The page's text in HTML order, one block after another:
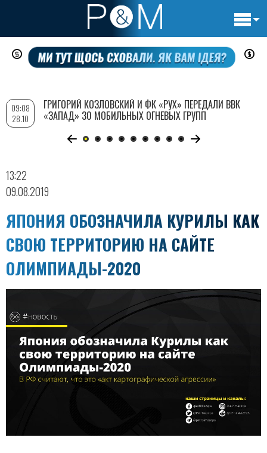
Перейти
содержанию
13:22
09.08.2019
ЯПОНИЯ ОБОЗНАЧИЛА КУРИЛЫ КАК
СВОЮ ТЕРРИТОРИЮ НА САЙТЕ
ОЛИМПИАДЫ-2020
09:08
28.10
ГРИГОРИЙ КОЗЛОВСКИЙ И ФК «РУХ» ПЕРЕДАЛИ ВВК
«ЗАПАД» 30 МОБИЛЬНЫХ ОГНЕВЫХ ГРУПП